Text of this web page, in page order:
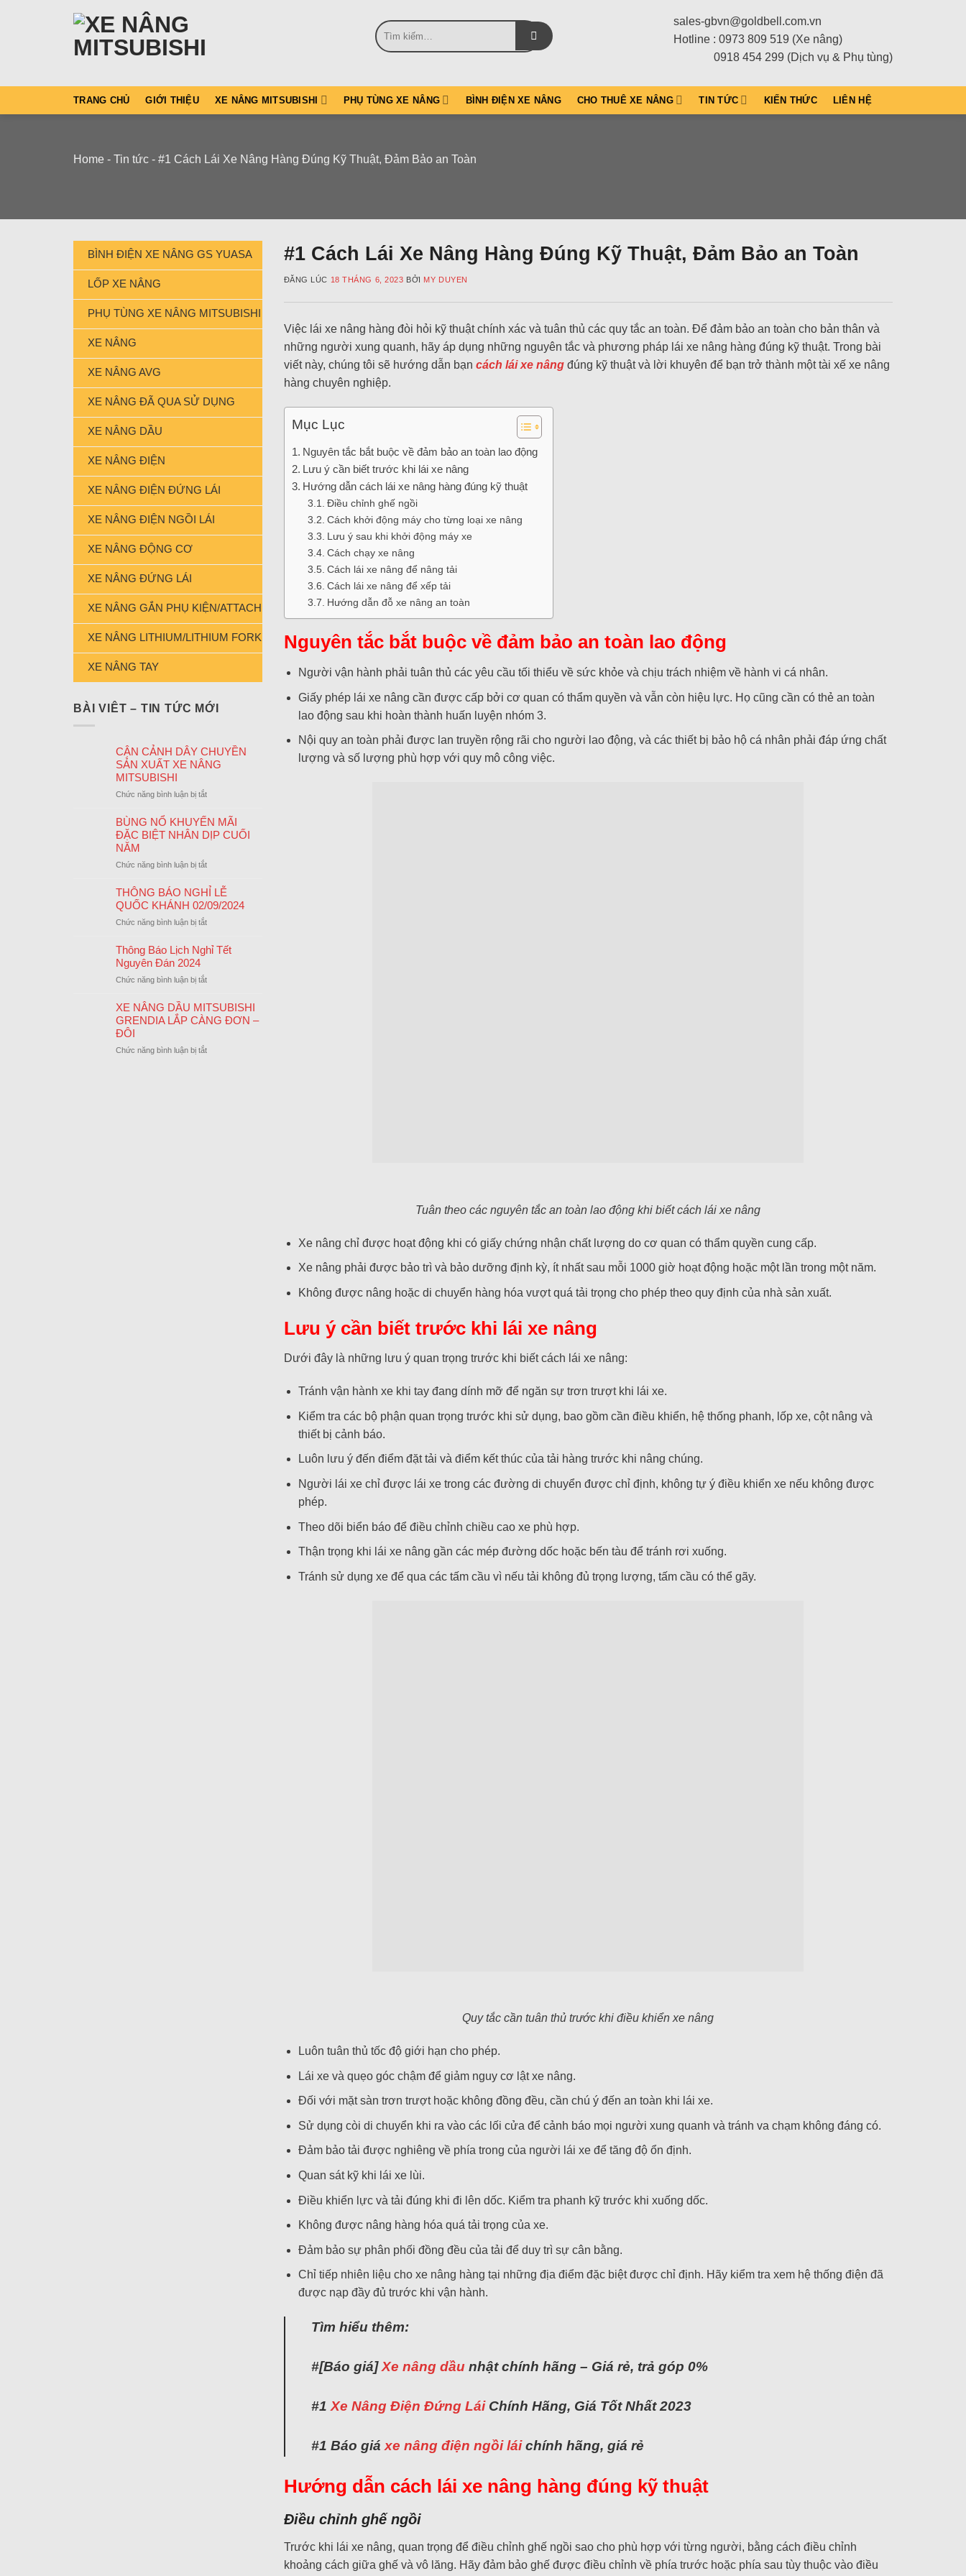
Tìm
kiếm:
sales-gbvn@goldbell.com.vn
Hotline : 0973 809 519 (Xe nâng)
0918 454 299 (Dịch vụ & Phụ tùng)
TRANG CHỦ GIỚI THIỆU XE NÂNG MITSUBISHI PHỤ TÙNG XE NÂNG BÌNH ĐIỆN XE NÂNG CHO THUÊ XE NÂNG TIN TỨC KIẾN THỨC LIÊN HỆ
Home - Tin tức - #1 Cách Lái Xe Nâng Hàng Đúng Kỹ Thuật, Đảm Bảo an Toàn
BÌNH ĐIỆN XE NÂNG GS YUASA
LỐP XE NÂNG
PHỤ TÙNG XE NÂNG MITSUBISHI
XE NÂNG
XE NÂNG AVG
XE NÂNG ĐÃ QUA SỬ DỤNG
XE NÂNG DẦU
XE NÂNG ĐIỆN
XE NÂNG ĐIỆN ĐỨNG LÁI
XE NÂNG ĐIỆN NGỒI LÁI
XE NÂNG ĐỘNG CƠ
XE NÂNG ĐỨNG LÁI
XE NÂNG GẮN PHỤ KIỆN/ATTACHMENT FORKLIFT
XE NÂNG LITHIUM/LITHIUM FORKLIFT
XE NÂNG TAY
BÀI VIÊT – TIN TỨC MỚI
CẬN CẢNH DÂY CHUYỀN
SẢN XUẤT XE NÂNG
MITSUBISHI
Chức năng bình luận bị tắtở
CẢNH
DÂY
CHUYỀN
XUẤT
NÂNG
MITSUBISHI
BÙNG NỔ KHUYẾN MÃI
ĐẶC BIỆT NHÂN DỊP CUỐI
NĂM
Chức năng bình luận bị tắtở
NỔ
KHUYẾN
ĐẶC
NHÂN
THÔNG BÁO NGHỈ LỄ
QUỐC KHÁNH 02/09/2024
Chức năng bình luận bị tắtở
BÁO
QUỐC
02/09/2024
Thông Báo Lịch Nghỉ Tết
Nguyên Đán 2024
Chức năng bình luận bị tắtở
Báo
Lịch
Nguyên
XE NÂNG DẦU MITSUBISHI
GRENDIA LẮP CÀNG ĐƠN –
ĐÔI
Chức năng bình luận bị tắtở
#1 Cách Lái Xe Nâng Hàng Đúng Kỹ Thuật, Đảm Bảo an Toàn
ĐĂNG LÚC 18 THÁNG 6, 2023 BỞI MY DUYEN
Việc lái xe nâng hàng đòi hỏi kỹ thuật chính xác và tuân thủ các quy tắc an toàn. Để đảm bảo an toàn cho bản thân và
những người xung quanh, hãy áp dụng những nguyên tắc và phương pháp lái xe nâng hàng đúng kỹ thuật. Trong bài
viết này, chúng tôi sẽ hướng dẫn bạn cách lái xe nângđúng kỹ thuật và lời khuyên để bạn trở thành một tài xế xe nâng
hàng chuyên nghiệp.
Mục Lục
Nguyên tắc bắt buộc về đảm bảo an toàn lao động
Lưu ý cần biết trước khi lái xe nâng
Hướng dẫn cách lái xe nâng hàng đúng kỹ thuật
Điều chỉnh ghế ngồi
Cách khởi động máy cho từng loại xe nâng
Lưu ý sau khi khởi động máy xe
Cách chạy xe nâng
Cách lái xe nâng để nâng tải
Cách lái xe nâng để xếp tải
Hướng dẫn đỗ xe nâng an toàn
Nguyên tắc bắt buộc về đảm bảo an toàn lao động
Người vận hành phải tuân thủ các yêu cầu tối thiểu về sức khỏe và chịu trách nhiệm về hành vi cá nhân.
Giấy phép lái xe nâng cần được cấp bởi cơ quan có thẩm quyền và vẫn còn hiệu lực. Họ cũng cần có thẻ an toàn
lao động sau khi hoàn thành huấn luyện nhóm 3.
Nội quy an toàn phải được lan truyền rộng rãi cho người lao động, và các thiết bị bảo hộ cá nhân phải đáp ứng chất
lượng và số lượng phù hợp với quy mô công việc.
Tuân theo các nguyên tắc an toàn lao động khi biết cách lái xe nâng
Xe nâng chỉ được hoạt động khi có giấy chứng nhận chất lượng do cơ quan có thẩm quyền cung cấp.
Xe nâng phải được bảo trì và bảo dưỡng định kỳ, ít nhất sau mỗi 1000 giờ hoạt động hoặc một lần trong một năm.
Không được nâng hoặc di chuyển hàng hóa vượt quá tải trọng cho phép theo quy định của nhà sản xuất.
Lưu ý cần biết trước khi lái xe nâng
Dưới đây là những lưu ý quan trọng trước khi biết cách lái xe nâng:
Tránh vận hành xe khi tay đang dính mỡ để ngăn sự trơn trượt khi lái xe.
Kiểm tra các bộ phận quan trọng trước khi sử dụng, bao gồm cần điều khiển, hệ thống phanh, lốp xe, cột nâng và
thiết bị cảnh báo.
Luôn lưu ý đến điểm đặt tải và điểm kết thúc của tải hàng trước khi nâng chúng.
Người lái xe chỉ được lái xe trong các đường di chuyển được chỉ định, không tự ý điều khiển xe nếu không được
phép.
Theo dõi biển báo để điều chỉnh chiều cao xe phù hợp.
Thận trọng khi lái xe nâng gần các mép đường dốc hoặc bến tàu để tránh rơi xuống.
Tránh sử dụng xe để qua các tấm cầu vì nếu tải không đủ trọng lượng, tấm cầu có thể gãy.
Quy tắc cần tuân thủ trước khi điều khiển xe nâng
Luôn tuân thủ tốc độ giới hạn cho phép.
Lái xe và quẹo góc chậm để giảm nguy cơ lật xe nâng.
Đối với mặt sàn trơn trượt hoặc không đồng đều, cần chú ý đến an toàn khi lái xe.
Sử dụng còi di chuyển khi ra vào các lối cửa để cảnh báo mọi người xung quanh và tránh va chạm không đáng có.
Đảm bảo tải được nghiêng về phía trong của người lái xe để tăng độ ổn định.
Quan sát kỹ khi lái xe lùi.
Điều khiển lực và tải đúng khi đi lên dốc. Kiểm tra phanh kỹ trước khi xuống dốc.
Không được nâng hàng hóa quá tải trọng của xe.
Đảm bảo sự phân phối đồng đều của tải để duy trì sự cân bằng.
Chỉ tiếp nhiên liệu cho xe nâng hàng tại những địa điểm đặc biệt được chỉ định. Hãy kiểm tra xem hệ thống điện đã
được nạp đầy đủ trước khi vận hành.
Tìm hiểu thêm:
#[Báo giá]Xe nâng dầunhật chính hãng – Giá rẻ, trả góp 0%
#1 Xe Nâng Điện Đứng LáiChính Hãng, Giá Tốt Nhất 2023
#1 Báo giá xe nâng điện ngồi láichính hãng, giá rẻ
Hướng dẫn cách lái xe nâng hàng đúng kỹ thuật
Điều chỉnh ghế ngồi
Trước khi lái xe nâng, quan trọng để điều chỉnh ghế ngồi sao cho phù hợp với từng người, bằng cách điều chỉnh
khoảng cách giữa ghế và vô lăng. Hãy đảm bảo ghế được điều chỉnh về phía trước hoặc phía sau tùy thuộc vào điều